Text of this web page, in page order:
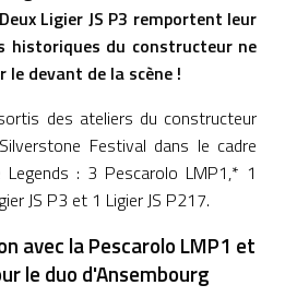
Ligier JS P3 remportent leur
historiques du constructeur ne
devant de la scène !
des ateliers du constructeur
Festival dans le cadre
Legends : 3 Pescarolo LMP1,* 1
JS P3 et 1 Ligier JS P217.
avec la Pescarolo LMP1 et
le duo d'Ansembourg